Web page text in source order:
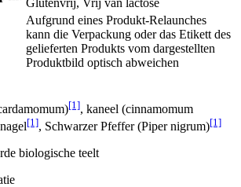
Aufgrund eines Produkt-Relaunches
kann die Verpackung oder das Etikett des
gelieferten Produkts vom dargestellten
Produktbild optisch abweichen
[1], kaneel (cinnamomum
[1], Schwarzer Pfeffer (Piper nigrum)[1]
biologische teelt